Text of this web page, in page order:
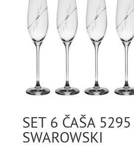
SET 6 ČAŠA 5295
SWAROWSKI